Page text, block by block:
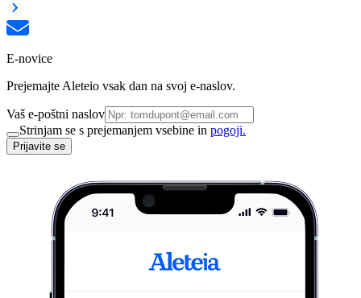
E-novice
Prejemajte Aleteio vsak dan na svoj e-naslov.
Vaš e-poštni naslov
Strinjam se s prejemanjem vsebine in pogoji.
Prijavite se